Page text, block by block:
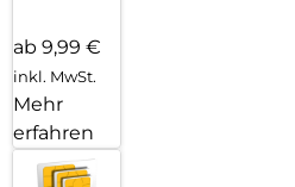
ab 9,99 €
inkl. MwSt.
Mehr
erfahren